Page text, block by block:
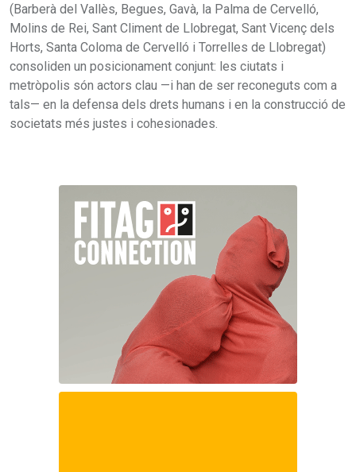
(Barberà del Vallès, Begues, Gavà, la Palma de Cervelló,
Molins de Rei, Sant Climent de Llobregat, Sant Vicenç dels
Horts, Santa Coloma de Cervelló i Torrelles de Llobregat)
consoliden un posicionament conjunt: les ciutats i
metròpolis són actors clau —i han de ser reconeguts com a
tals— en la defensa dels drets humans i en la construcció de
societats més justes i cohesionades.